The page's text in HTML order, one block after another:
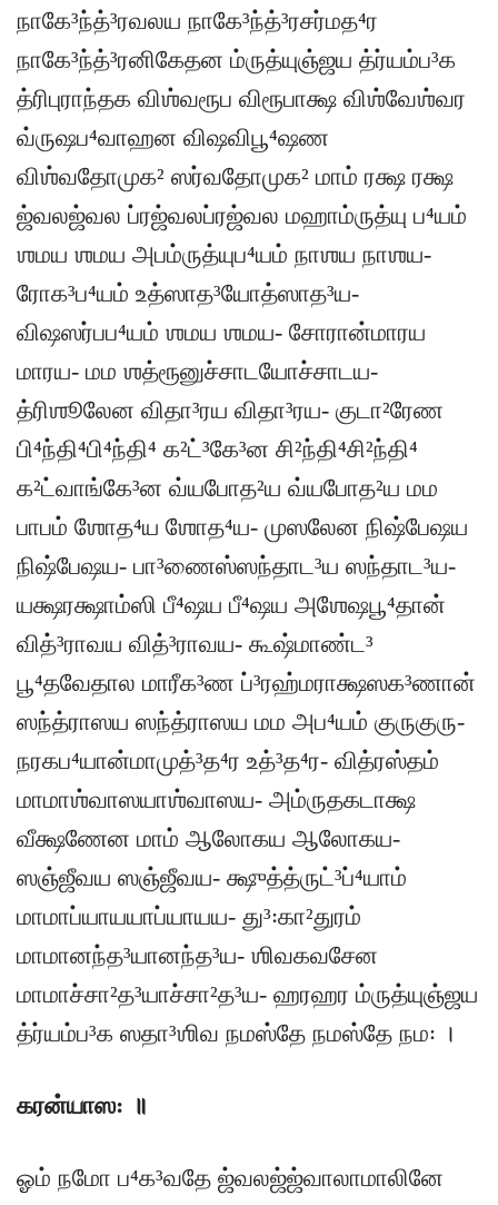
நாகே³ந்த்³ரவலய நாகே³ந்த்³ரசர்மத⁴ர
நாகே³ந்த்³ரனிகேதன ம்ருத்யுஞ்ஜய த்ர்யம்ப³க
த்ரிபுராந்தக விஶ்வரூப விரூபாக்ஷ விஶ்வேஶ்வர
வ்ருஷப⁴வாஹன விஷவிபூ⁴ஷண
விஶ்வதோமுக² ஸர்வதோமுக² மாம் ரக்ஷ ரக்ஷ
ஜ்வலஜ்வல ப்ரஜ்வலப்ரஜ்வல மஹாம்ருத்யு ப⁴யம்
ஶமய ஶமய அபம்ருத்யுப⁴யம் நாஶய நாஶய-
ரோக³ப⁴யம் உத்ஸாத³யோத்ஸாத³ய-
விஷஸர்பப⁴யம் ஶமய ஶமய- சோரான்மாரய
மாரய- மம ஶத்ரூனுச்சாடயோச்சாடய-
த்ரிஶூலேன விதா³ரய விதா³ரய- குடா²ரேண
பி⁴ந்தி⁴பி⁴ந்தி⁴ க²ட்³கே³ன சி²ந்தி⁴சி²ந்தி⁴
க²ட்வாங்கே³ன வ்யபோத²ய வ்யபோத²ய மம
பாபம் ஶோத⁴ய ஶோத⁴ய- முஸலேன நிஷ்பேஷய
நிஷ்பேஷய- பா³ணைஸ்ஸந்தாட³ய ஸந்தாட³ய-
யக்ஷரக்ஷாம்ஸி பீ⁴ஷய பீ⁴ஷய அஶேஷபூ⁴தான்
வித்³ராவய வித்³ராவய- கூஷ்மாண்ட³
பூ⁴தவேதால மாரீக³ண ப்³ரஹ்மராக்ஷஸக³ணான்
ஸந்த்ராஸய ஸந்த்ராஸய மம அப⁴யம் குருகுரு-
நரகப⁴யான்மாமுத்³த⁴ர உத்³த⁴ர- வித்ரஸ்தம்
மாமாஶ்வாஸயாஶ்வாஸய- அம்ருதகடாக்ஷ
வீக்ஷணேன மாம் ஆலோகய ஆலோகய-
ஸஞ்ஜீவய ஸஞ்ஜீவய- க்ஷுத்த்ருட்³ப்⁴யாம்
மாமாப்யாயயாப்யாயய- து³꞉கா²துரம்
மாமானந்த³யானந்த³ய- ஶிவகவசேன
மாமாச்சா²த³யாச்சா²த³ய- ஹரஹர ம்ருத்யுஞ்ஜய
த்ர்யம்ப³க ஸதா³ஶிவ நமஸ்தே நமஸ்தே நம꞉ ।
கரன்யாஸ꞉ ॥
ஓம் நமோ ப⁴க³வதே ஜ்வலஜ்ஜ்வாலாமாலினே